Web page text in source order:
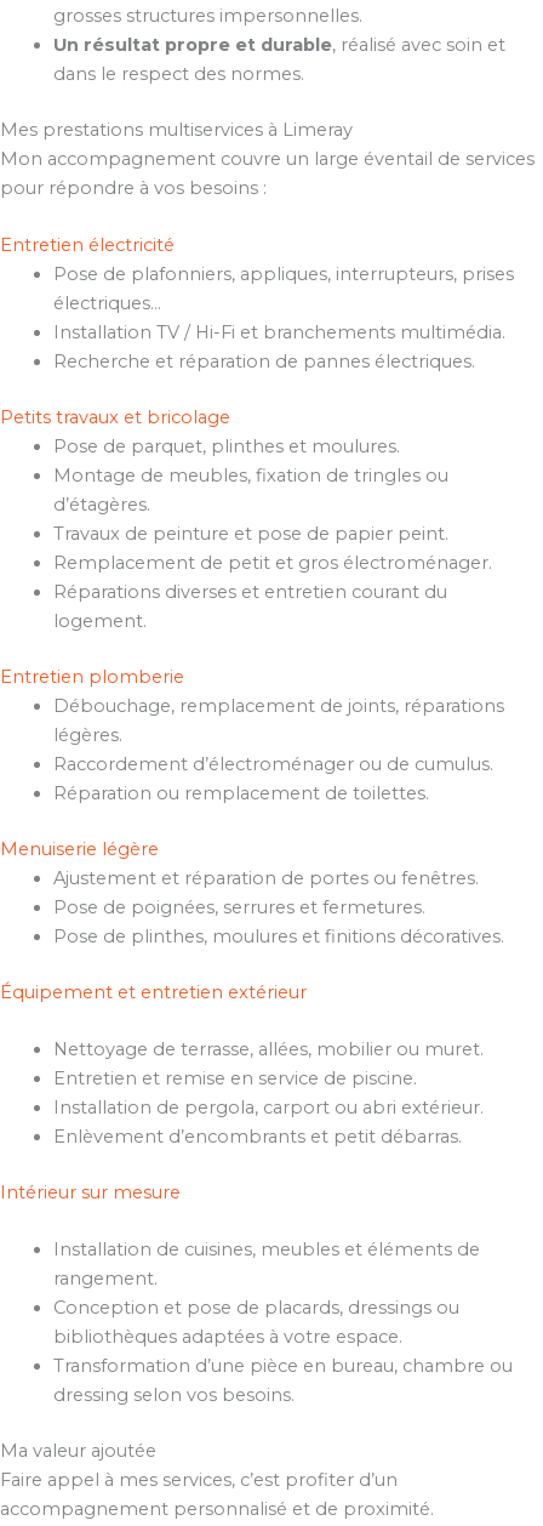
grosses structures impersonnelles.
Un résultat propre et durable, réalisé avec soin et
dans le respect des normes.
Mes prestations multiservices à Limeray
Mon accompagnement couvre un large éventail de services
pour répondre à vos besoins :
Entretien électricité
Pose de plafonniers, appliques, interrupteurs, prises
électriques…
Installation TV / Hi-Fi et branchements multimédia.
Recherche et réparation de pannes électriques.
Petits travaux et bricolage
Pose de parquet, plinthes et moulures.
Montage de meubles, fixation de tringles ou
d’étagères.
Travaux de peinture et pose de papier peint.
Remplacement de petit et gros électroménager.
Réparations diverses et entretien courant du
logement.
Entretien plomberie
Débouchage, remplacement de joints, réparations
légères.
Raccordement d’électroménager ou de cumulus.
Réparation ou remplacement de toilettes.
Menuiserie légère
Ajustement et réparation de portes ou fenêtres.
Pose de poignées, serrures et fermetures.
Pose de plinthes, moulures et finitions décoratives.
Équipement et entretien extérieur
Nettoyage de terrasse, allées, mobilier ou muret.
Entretien et remise en service de piscine.
Installation de pergola, carport ou abri extérieur.
Enlèvement d’encombrants et petit débarras.
Intérieur sur mesure
Installation de cuisines, meubles et éléments de
rangement.
Conception et pose de placards, dressings ou
bibliothèques adaptées à votre espace.
Transformation d’une pièce en bureau, chambre ou
dressing selon vos besoins.
Ma valeur ajoutée
Faire appel à mes services, c’est profiter d’un
accompagnement personnalisé et de proximité.